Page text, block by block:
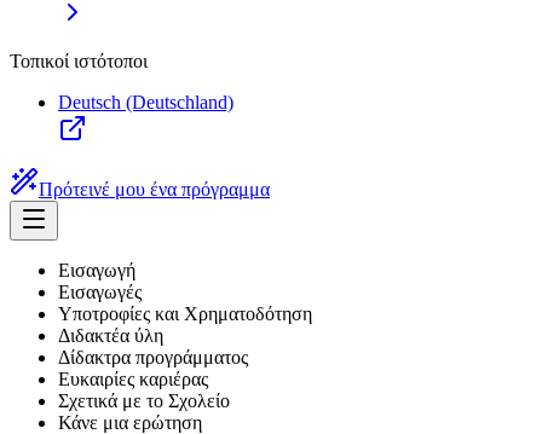
Τοπικοί ιστότοποι
Deutsch (Deutschland)
Πρότεινέ μου ένα πρόγραμμα
Εισαγωγή
Εισαγωγές
Υποτροφίες και Χρηματοδότηση
Διδακτέα ύλη
Δίδακτρα προγράμματος
Ευκαιρίες καριέρας
Σχετικά με το Σχολείο
Κάνε μια ερώτηση